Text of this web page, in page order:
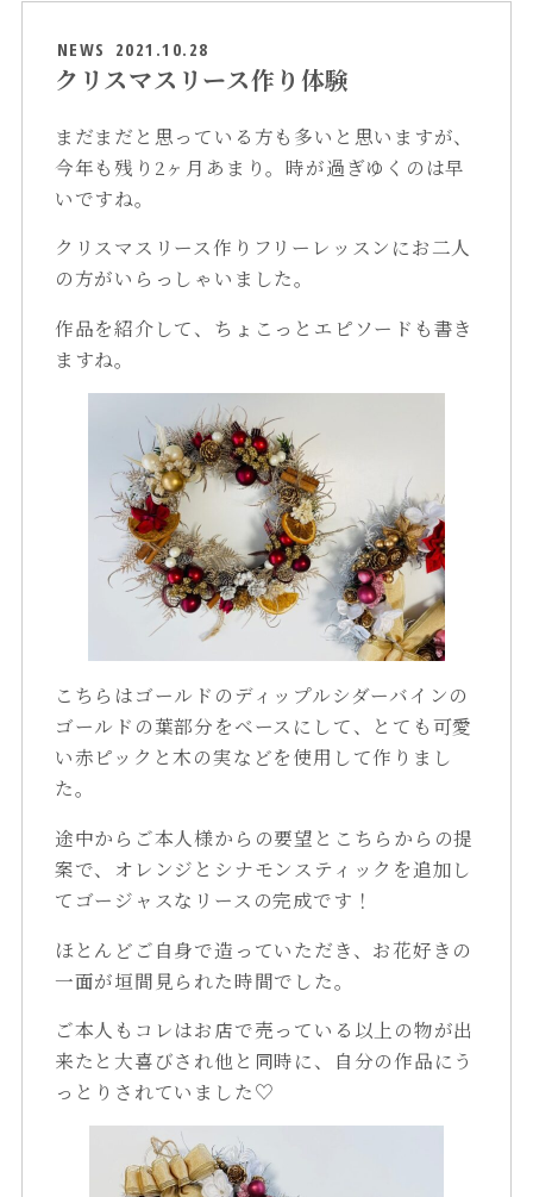
NEWS 2021.10.28
クリスマスリース作り体験
まだまだと思っている方も多いと思いますが、
今年も残り2ヶ月あまり。時が過ぎゆくのは早
いですね。
クリスマスリース作りフリーレッスンにお二人
の方がいらっしゃいました。
作品を紹介して、ちょこっとエピソードも書き
ますね。
こちらはゴールドのディップルシダーバインの
ゴールドの葉部分をベースにして、とても可愛
い赤ピックと木の実などを使用して作りまし
た。
途中からご本人様からの要望とこちらからの提
案で、オレンジとシナモンスティックを追加し
てゴージャスなリースの完成です！
ほとんどご自身で造っていただき、お花好きの
一面が垣間見られた時間でした。
ご本人もコレはお店で売っている以上の物が出
来たと大喜びされ他と同時に、自分の作品にう
っとりされていました♡